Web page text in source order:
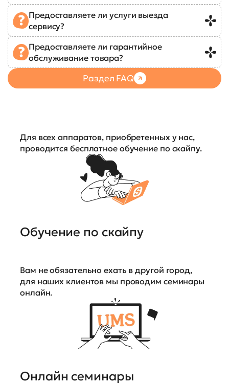
Предоставляете ли услуги выезда
сервису?
Предоставляете ли гарантийное
обслуживание товара?
Раздел FAQ
Для всех аппаратов, приобретенных у нас,
проводится бесплатное обучение по скайпу.
Обучение по скайпу
Вам не обязательно ехать в другой город,
для наших клиентов мы проводим семинары
онлайн.
Онлайн семинары